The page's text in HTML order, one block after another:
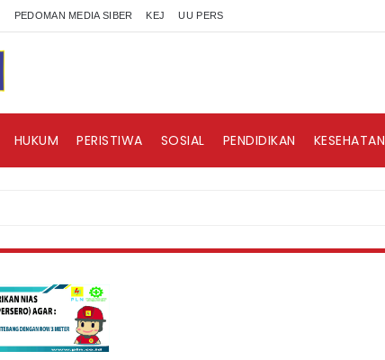
PEDOMAN MEDIA SIBER KEJ UU PERS
HUKUM PERISTIWA SOSIAL PENDIDIKAN KESEHATAN